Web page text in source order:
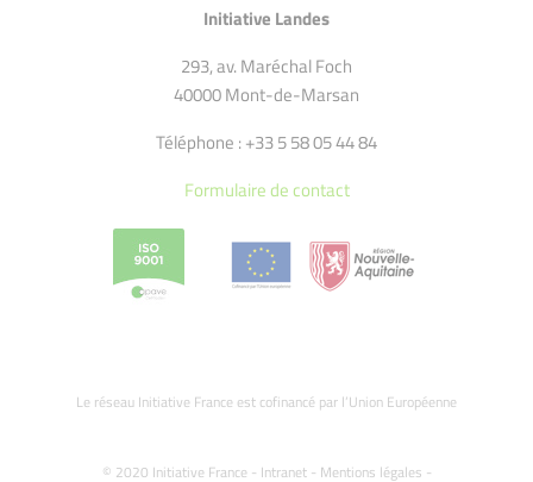
Initiative Landes
293, av. Maréchal Foch
40000 Mont-de-Marsan
Téléphone : +33 5 58 05 44 84
Formulaire de contact
Le réseau Initiative France est cofinancé par l’Union Européenne
© 2020 Initiative France - Intranet- Mentions légales -